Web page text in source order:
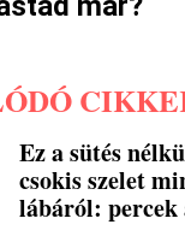
Ez a sütés
csokis szelet
lábáról: percek